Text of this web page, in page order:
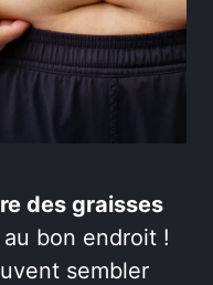
des graisses
bon endroit !
sembler